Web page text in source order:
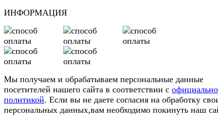
ИНФОРМАЦИЯ
Мы получаем и обрабатываем персональные данные
посетителей нашего сайта в соответствии с
политикой. Если вы не даете согласия на обработку
персональных данных,вам необходимо покинуть наш